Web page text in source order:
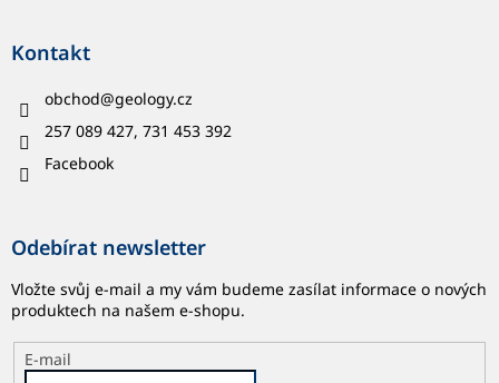
Kontakt
obchod@geology.cz
257 089 427, 731 453 392
Facebook
Odebírat newsletter
Vložte svůj e-mail a my vám budeme zasílat informace o nových
produktech na našem e-shopu.
E-mail